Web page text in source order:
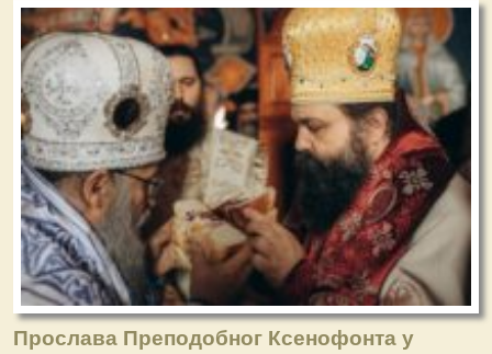
Прослава Преподобног Ксенофонта у